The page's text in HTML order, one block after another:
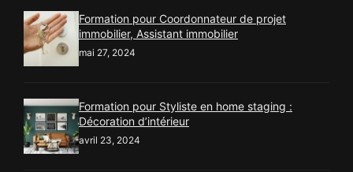
Formation pour Coordonnateur de projet
immobilier, Assistant immobilier
mai 27, 2024
Formation pour Styliste en home staging :
Décoration d’intérieur
avril 23, 2024